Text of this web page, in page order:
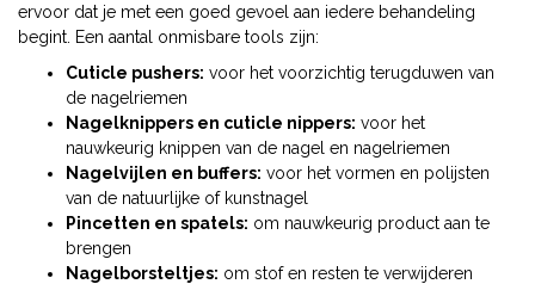
ervoor dat je met een goed gevoel aan iedere behandeling
begint. Een aantal onmisbare tools zijn:
Cuticle pushers: voor het voorzichtig terugduwen van
de nagelriemen
Nagelknippers en cuticle nippers: voor het
nauwkeurig knippen van de nagel en nagelriemen
Nagelvijlen en buffers: voor het vormen en polijsten
van de natuurlijke of kunstnagel
Pincetten en spatels: om nauwkeurig product aan te
brengen
Nagelborsteltjes: om stof en resten te verwijderen